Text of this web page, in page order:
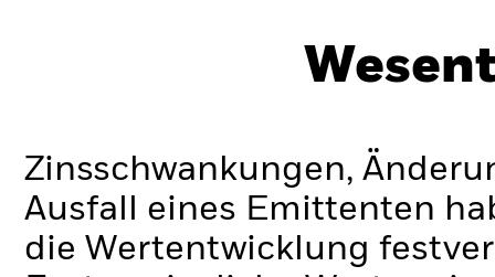
Zinsschwankungen,
Ausfall eines Emittenten
die Wertentwicklung